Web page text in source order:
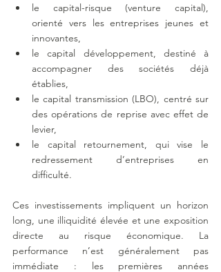
le capital-risque (venture capital),
orienté vers les entreprises jeunes et
innovantes,
le capital développement, destiné à
accompagner des sociétés déjà
établies,
le capital transmission (LBO), centré sur
des opérations de reprise avec effet de
levier,
le capital retournement, qui vise le
redressement d’entreprises en
difficulté.
Ces investissements impliquent un horizon
long, une illiquidité élevée et une exposition
directe au risque économique. La
performance n’est généralement pas
immédiate : les premières années